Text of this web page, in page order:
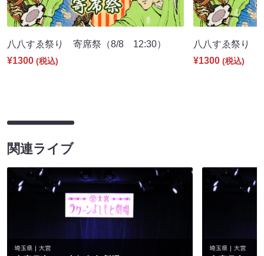
八八すゑ祭り 寄席祭（8/8 12:30）
¥1300 (税込)
八八すゑ祭り
¥1300 (税込)
関連ライブ